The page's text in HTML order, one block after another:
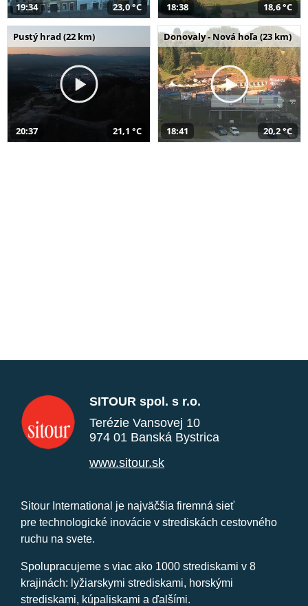
19:34 23,0 °C 18:38 18,6 °C
Pustý hrad (22 km)
20:37 21,1 °C
Donovaly - Nová hoľa (23 km)
18:41 20,2 °C
SITOUR spol. s r.o.
Terézie Vansovej 10
974 01 Banská Bystrica
www.sitour.sk
Sitour International je najväčšia firemná sieť
pre technologické inovácie v strediskách cestovného
ruchu na svete.
Spolupracujeme s viac ako 1000 strediskami v 8
krajinách: lyžiarskymi strediskami, horskými
strediskami, kúpaliskami a ďalšími.